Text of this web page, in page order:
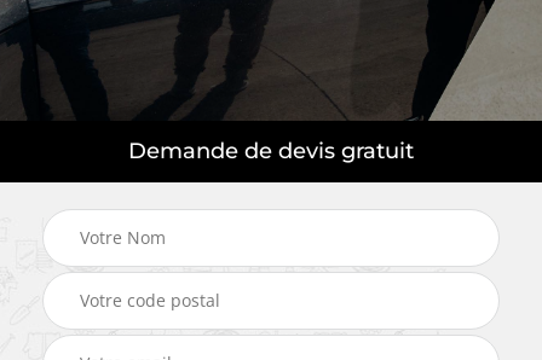
Demande de devis gratuit